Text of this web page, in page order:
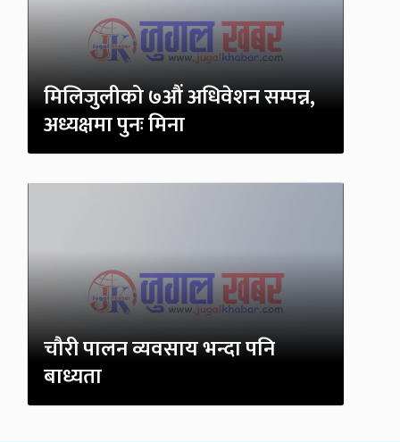
मिलिजुलीको ७औं अधिवेशन सम्पन्न,
अध्यक्षमा पुनः मिना
चौरी पालन व्यवसाय भन्दा पनि
बाध्यता